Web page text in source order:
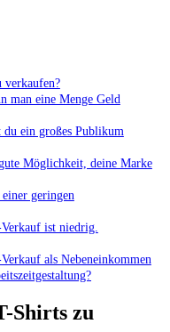
verkaufen?
man eine Menge Geld
ein großes Publikum
Möglichkeit, deine Marke
geringen
ist niedrig.
als Nebeneinkommen
Shirts zu